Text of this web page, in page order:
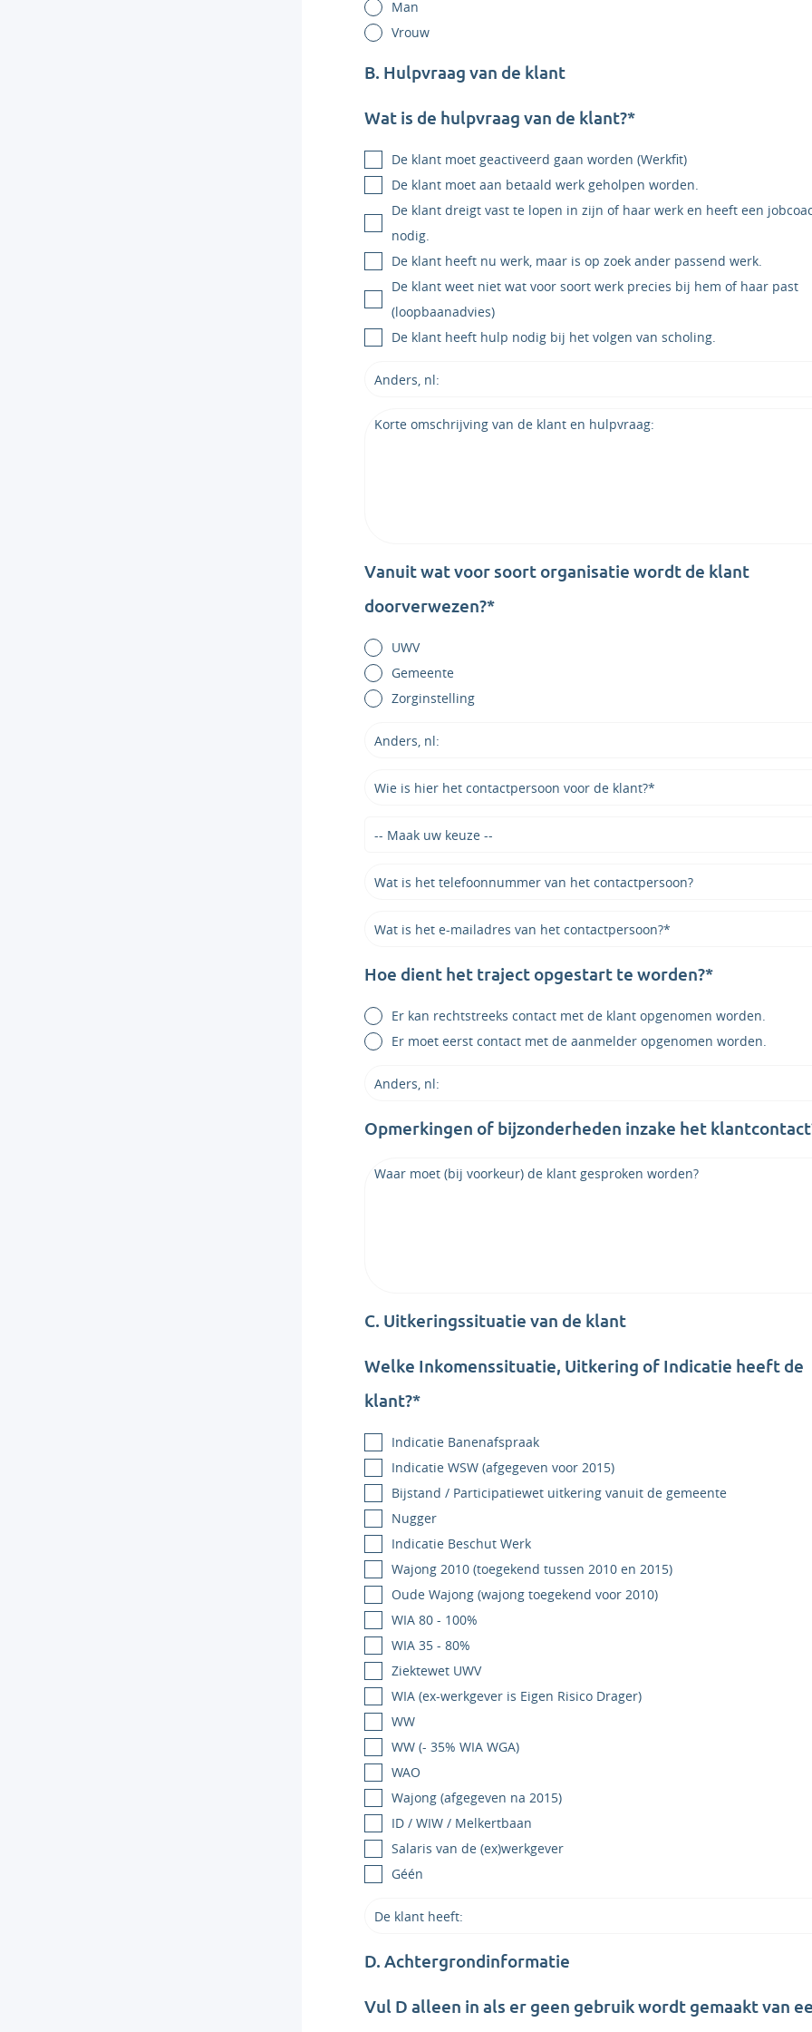
Man
Vrouw
B. Hulpvraag van de klant
Wat is de hulpvraag van de klant?*
De klant moet geactiveerd gaan worden (Werkfit)
De klant moet aan betaald werk geholpen worden.
De klant dreigt vast te lopen in zijn of haar werk en heeft een
nodig.
De klant heeft nu werk, maar is op zoek ander passend werk.
De klant weet niet wat voor soort werk precies bij hem of haar past
(loopbaanadvies)
De klant heeft hulp nodig bij het volgen van scholing.
Vanuit wat voor soort organisatie wordt de klant
doorverwezen?*
UWV
Gemeente
Zorginstelling
Hoe dient het traject opgestart te worden?*
Er kan rechtstreeks contact met de klant opgenomen worden.
Er moet eerst contact met de aanmelder opgenomen worden.
Opmerkingen of bijzonderheden inzake het
C. Uitkeringssituatie van de klant
Welke Inkomenssituatie, Uitkering of Indicatie heeft de
klant?*
Indicatie Banenafspraak
Indicatie WSW (afgegeven voor 2015)
Bijstand / Participatiewet uitkering vanuit de gemeente
Nugger
Indicatie Beschut Werk
Wajong 2010 (toegekend tussen 2010 en 2015)
Oude Wajong (wajong toegekend voor 2010)
WIA 80 - 100%
WIA 35 - 80%
Ziektewet UWV
WIA (ex-werkgever is Eigen Risico Drager)
WW
WW (- 35% WIA WGA)
WAO
Wajong (afgegeven na 2015)
ID / WIW / Melkertbaan
Salaris van de (ex)werkgever
Géén
D. Achtergrondinformatie
Vul D alleen in als er geen gebruik wordt gemaakt van